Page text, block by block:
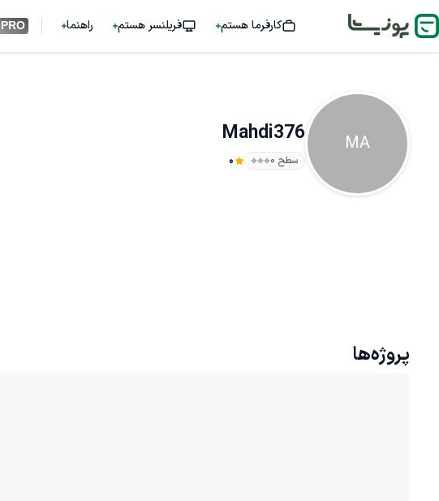
کارفرما هستم فریلنسر هستم راهنما PRO
MA
Mahdi376
سطح ۰ 0
پروژه‌ها